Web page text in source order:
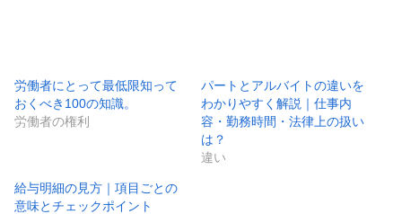
労働者にとって最低限知って
おくべき100の知識。
労働者の権利
パートとアルバイトの違いを
わかりやすく解説｜仕事内
容・勤務時間・法律上の扱い
は？
違い
給与明細の見方｜項目ごとの
意味とチェックポイント